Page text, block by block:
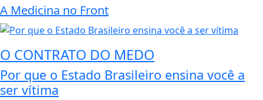
A Medicina no Front
O CONTRATO DO MEDO
Por que o Estado Brasileiro ensina você a
ser vítima